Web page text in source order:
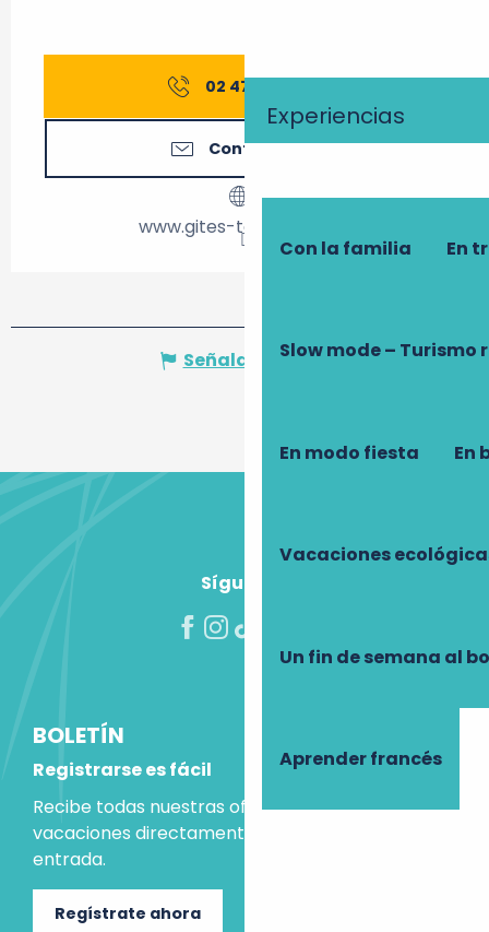
Experiencias
Con la familia En
Slow mode – Turismo
En modo fiesta En
Vacaciones
Un fin de semana al
Aprender francés
02 47 27 56
Contáctenos
www.gites-touraine.com
Señalar un error
Síguenos
BOLETÍN
Registrarse es fácil
Recibe todas nuestras ofertas e ideas para las
vacaciones directamente en tu bandeja de
entrada.
Regístrate ahora